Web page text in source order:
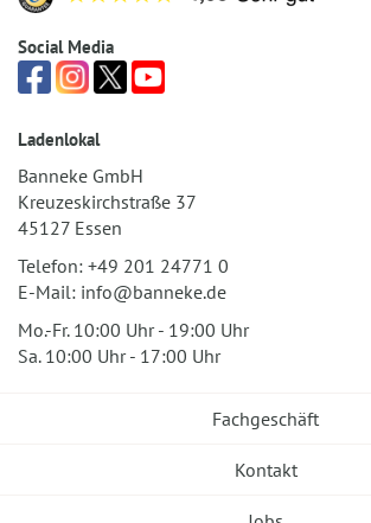
Social Media
Ladenlokal
Banneke GmbH
Kreuzeskirchstraße 37
45127 Essen
Telefon: +49 201 24771 0
E-Mail: info@banneke.de
Mo.-Fr. 10:00 Uhr - 19:00 Uhr
Sa. 10:00 Uhr - 17:00 Uhr
Fachgeschäft
Kontakt